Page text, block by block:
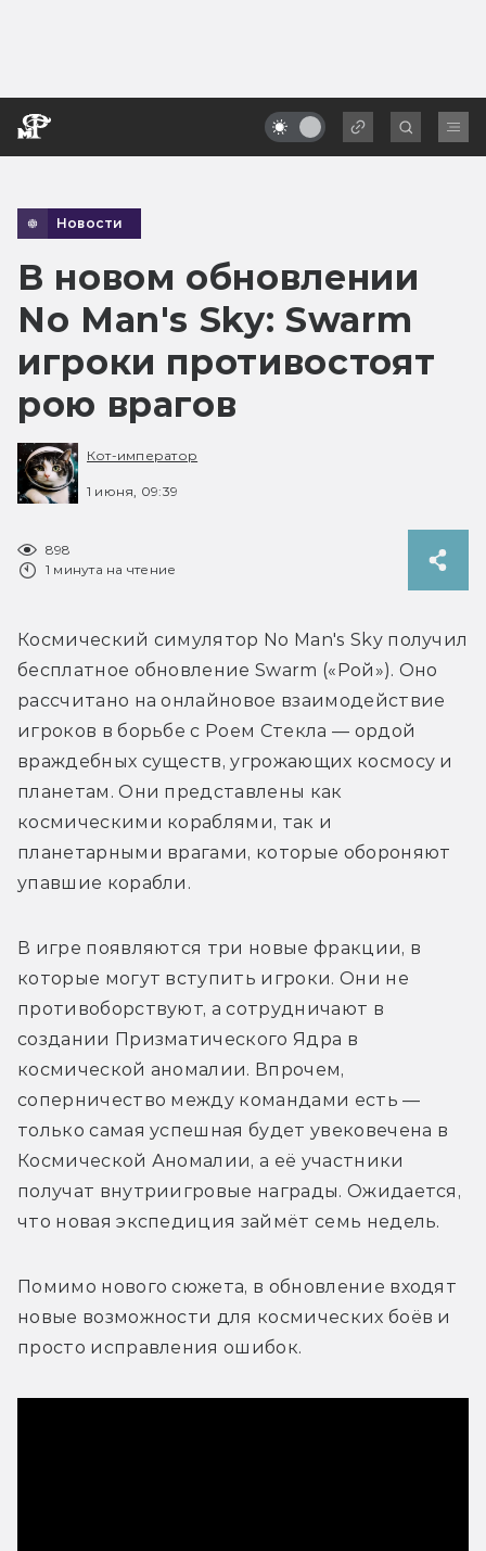
Новости
В новом обновлении
No Man's Sky: Swarm
игроки противостоят
рою врагов
Кот-император
1 июня, 09:39
898
1 минута на чтение
Космический симулятор No Man's Sky получил
бесплатное обновление Swarm («Рой»). Оно
рассчитано на онлайновое взаимодействие
игроков в борьбе с Роем Стекла — ордой
враждебных существ, угрожающих космосу и
планетам. Они представлены как
космическими кораблями, так и
планетарными врагами, которые обороняют
В игре появляются три новые фракции, в
которые могут вступить игроки. Они не
противоборствуют, а сотрудничают в
создании Призматического Ядра в
космической аномалии. Впрочем,
соперничество между командами есть —
только самая успешная будет увековечена в
Космической Аномалии, а её участники
получат внутриигровые награды. Ожидается,
Помимо нового сюжета, в обновление входят
новые возможности для космических боёв и
просто исправления ошибок.